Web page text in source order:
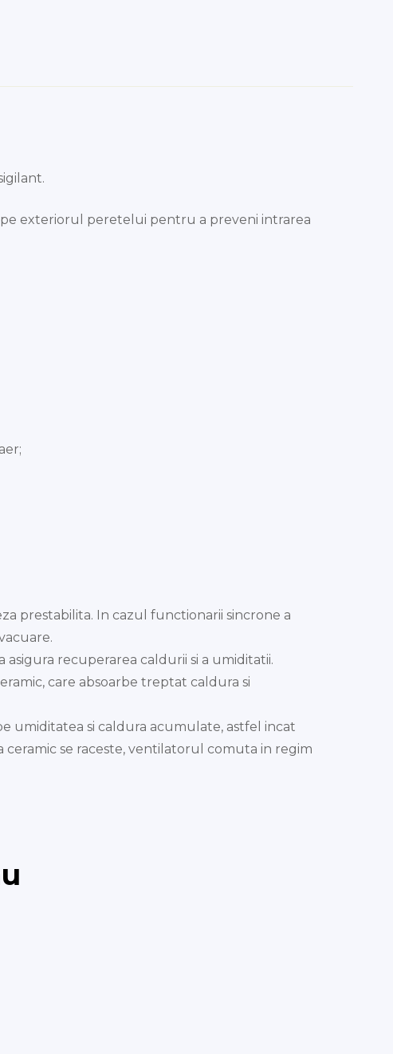
exteriorul peretelui pentru a preveni intrarea
prestabilita. In cazul functionarii sincrone a
recuperarea caldurii si a umiditatii.
care absoarbe treptat caldura si
umiditatea si caldura acumulate, astfel incat
se raceste, ventilatorul comuta in regim